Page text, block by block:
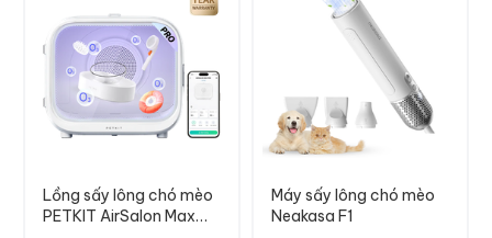
Lồng sấy lông chó mèo
PETKIT AirSalon Max
Máy sấy lông chó mèo
Neakasa F1